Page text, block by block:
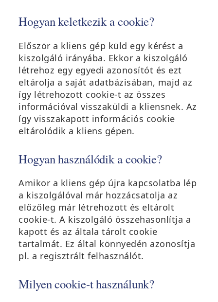
Hogyan keletkezik a cookie?
Először a kliens gép küld egy kérést a
kiszolgáló irányába. Ekkor a kiszolgáló
létrehoz egy egyedi azonosítót és ezt
eltárolja a saját adatbázisában, majd az
így létrehozott cookie-t az összes
információval visszaküldi a kliensnek. Az
így visszakapott információs cookie
eltárolódik a kliens gépen.
Hogyan használódik a cookie?
Amikor a kliens gép újra kapcsolatba lép
a kiszolgálóval már hozzácsatolja az
előzőleg már létrehozott és eltárolt
cookie-t. A kiszolgáló összehasonlítja a
kapott és az általa tárolt cookie
tartalmát. Ez által könnyedén azonosítja
pl. a regisztrált felhasználót.
Milyen cookie-t használunk?